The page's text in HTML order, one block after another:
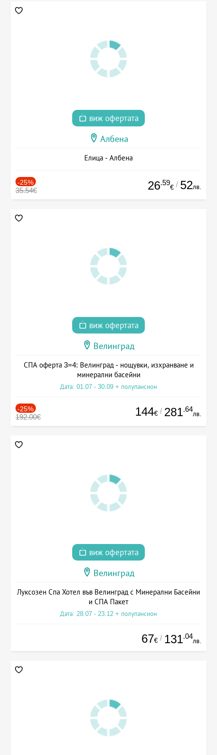
виж офертата
Албена
Елица - Албена
-25%
35.54€ 26.59
€ / 52лв.
виж офертата
Велинград
СПА оферта 3=4: Велинград - нощувки, изхранване и
минерални басейни
Дата: 01.07 - 30.09 + полупансион
-25%
192.00€ 144€ / 281.64
лв.
виж офертата
Велинград
Луксозен Спа Хотел във Велинград с Минерални Басейни
и СПА Пакет
Дата: 28.07 - 23.12 + полупансион
67€ / 131.04
лв.